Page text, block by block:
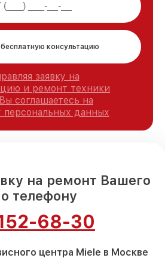
консультацию
заявку на
и ремонт техники
соглашаетесь на
персональных данных
на ремонт Вашего
телефону
68-30
центра Miele в Москве